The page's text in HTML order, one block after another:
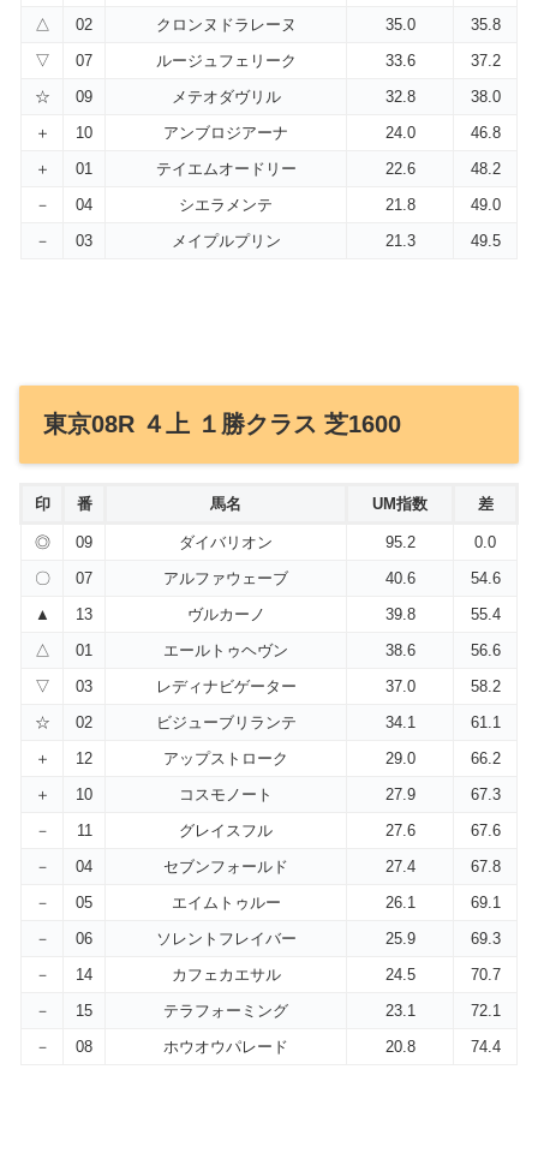
△
02 クロンヌドラレーヌ 35.0
35.8
▽
07 ルージュフェリーク 33.6
37.2
☆
09 メテオダヴリル 32.8
38.0
＋
10 アンブロジアーナ 24.0
46.8
＋
01 テイエムオードリー 22.6
48.2
－
04 シエラメンテ 21.8
49.0
－
03 メイプルプリン 21.3 49.5
東京08R ４上 １勝クラス 芝1600
印 番 馬名 UM指数 差
◎ 09 ダイバリオン 95.2
0.0
〇
07 アルファウェーブ 40.6
54.6
▲
13 ヴルカーノ 39.8
55.4
△
01 エールトゥヘヴン 38.6
56.6
▽
03 レディナビゲーター 37.0
58.2
☆
02 ビジューブリランテ 34.1
61.1
＋
12 アップストローク 29.0
66.2
＋
10 コスモノート 27.9
67.3
－
11 グレイスフル 27.6
67.6
－
04 セブンフォールド 27.4
67.8
－
05 エイムトゥルー 26.1
69.1
－
06 ソレントフレイバー 25.9
69.3
－
14 カフェカエサル 24.5
70.7
－
15 テラフォーミング 23.1
72.1
－
08 ホウオウパレード 20.8 74.4